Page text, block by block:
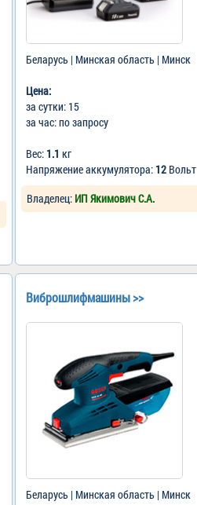
Беларусь | Минская область | Минск
Цена:
за сутки: 15
за час: по запросу
Вес: 1.1 кг
Напряжение аккумулятора: 12 Вольт
Владелец: ИП Якимович С.А.
Виброшлифмашины >>
Беларусь | Минская область | Минск